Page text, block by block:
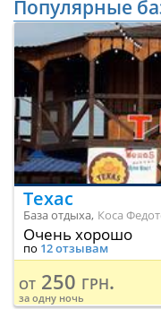
Популярные
Техас
База отдыха, Коса
Очень хорошо
по 12 отзывам
от 250 грн.
за одну ночь